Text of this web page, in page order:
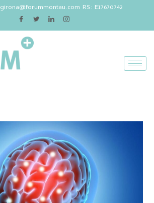
girona@forummontau.com RS: E17670742